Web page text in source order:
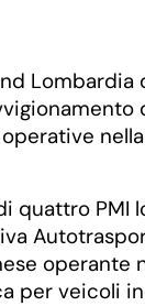
Lombardia
nella
quattro PMI
operante
per veicoli